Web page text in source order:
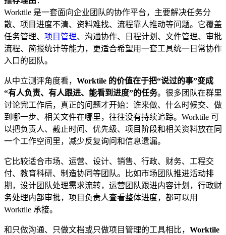
Worktile 是一套面向企业团队的协作平台，主要解决任务分
散、项目进度不清、资料难找、流程靠人推动等问题。它覆盖
任务管理、 项目管理、沟通协作、日程计划、文件管理、审批
流程、简报统计等能力，更适合希望用一套工具统一日常协作
入口的团队。
从中立测评角度看， Worktile 的价值在于把“说过的事”变成
“有人负责、有人跟进、能看到进度”的任务。很多团队在群里
讨论完工作后，真正的问题才开始：谁来做、什么时候交、做
到哪一步、相关文件在哪里，往往没有持续追踪。Worktile 可
以把负责人、截止时间、优先级、项目阶段和相关资料放在同
一个工作空间里，减少反复询问和信息遗漏。
它比较适合市场、运营、设计、销售、行政、财务、工程交
付、教育科研、制造协同等团队。比如市场团队推进活动排
期，设计团队处理需求流转，运营团队跟进内容计划，行政财
务处理内部审批，项目负责人查看整体进度，都可以用
Worktile 承接。
和只做沟通、只做文档或只做项目管理的工具相比， Worktile